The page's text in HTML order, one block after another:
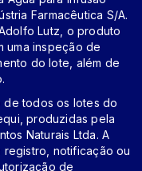
Farmacêutica S/A.
Lutz, o produto
uma inspeção de
do lote, além de
de todos os lotes do
produzidas pela
Naturais Ltda. A
registro, notificação ou
de